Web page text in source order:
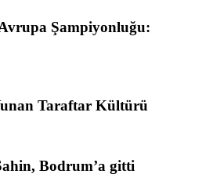
Şampiyonluğu:
Taraftar Kültürü
Bodrum’a gitti